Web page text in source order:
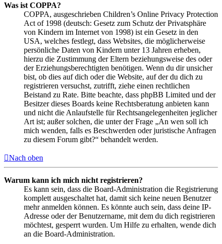
Was ist COPPA?
COPPA, ausgeschrieben Children’s Online Privacy Protection
Act of 1998 (deutsch: Gesetz zum Schutz der Privatsphäre
von Kindern im Internet von 1998) ist ein Gesetz in den
USA, welches festlegt, dass Websites, die möglicherweise
persönliche Daten von Kindern unter 13 Jahren erheben,
hierzu die Zustimmung der Eltern beziehungsweise des oder
der Erziehungsberechtigten benötigen. Wenn du dir unsicher
bist, ob dies auf dich oder die Website, auf der du dich zu
registrieren versuchst, zutrifft, ziehe einen rechtlichen
Beistand zu Rate. Bitte beachte, dass phpBB Limited und der
Besitzer dieses Boards keine Rechtsberatung anbieten kann
und nicht die Anlaufstelle für Rechtsangelegenheiten jeglicher
Art ist; außer solchen, die unter der Frage „An wen soll ich
mich wenden, falls es Beschwerden oder juristische Anfragen
zu diesem Forum gibt?“ behandelt werden.
Nach oben
Warum kann ich mich nicht registrieren?
Es kann sein, dass die Board-Administration die Registrierung
komplett ausgeschaltet hat, damit sich keine neuen Benutzer
mehr anmelden können. Es könnte auch sein, dass deine IP-
Adresse oder der Benutzername, mit dem du dich registrieren
möchtest, gesperrt wurden. Um Hilfe zu erhalten, wende dich
an die Board-Administration.